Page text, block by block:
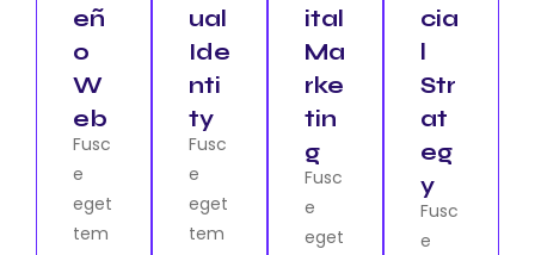
eñ
o
W
eb
Fusc
e
eget
tem
ual
Ide
nti
ty
Fusc
e
eget
tem
ital
Ma
rke
tin
g
Fusc
e
eget
cia
l
Str
at
eg
y
Fusc
e